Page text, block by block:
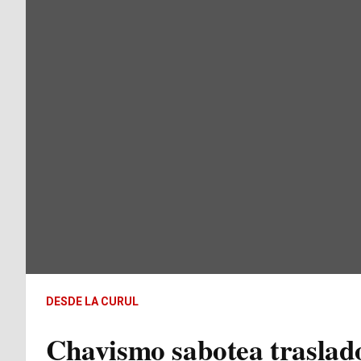
DESDE LA CURUL
Chavismo sabotea